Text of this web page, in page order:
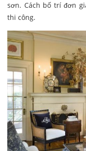
sơn. Cách bố trí đơn
thi công.